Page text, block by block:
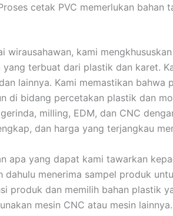
cetak PVC memerlukan
wirausahawan, kami
yang terbuat dari plastik dan karet.
lainnya. Kami memastikan
di bidang percetakan plastik dan
milling, EDM, dan CNC
dan harga yang terjangkau
apa yang dapat kami tawarkan
dahulu menerima sampel produk
produk dan memilih bahan plastik
mesin CNC atau mesin lainnya.